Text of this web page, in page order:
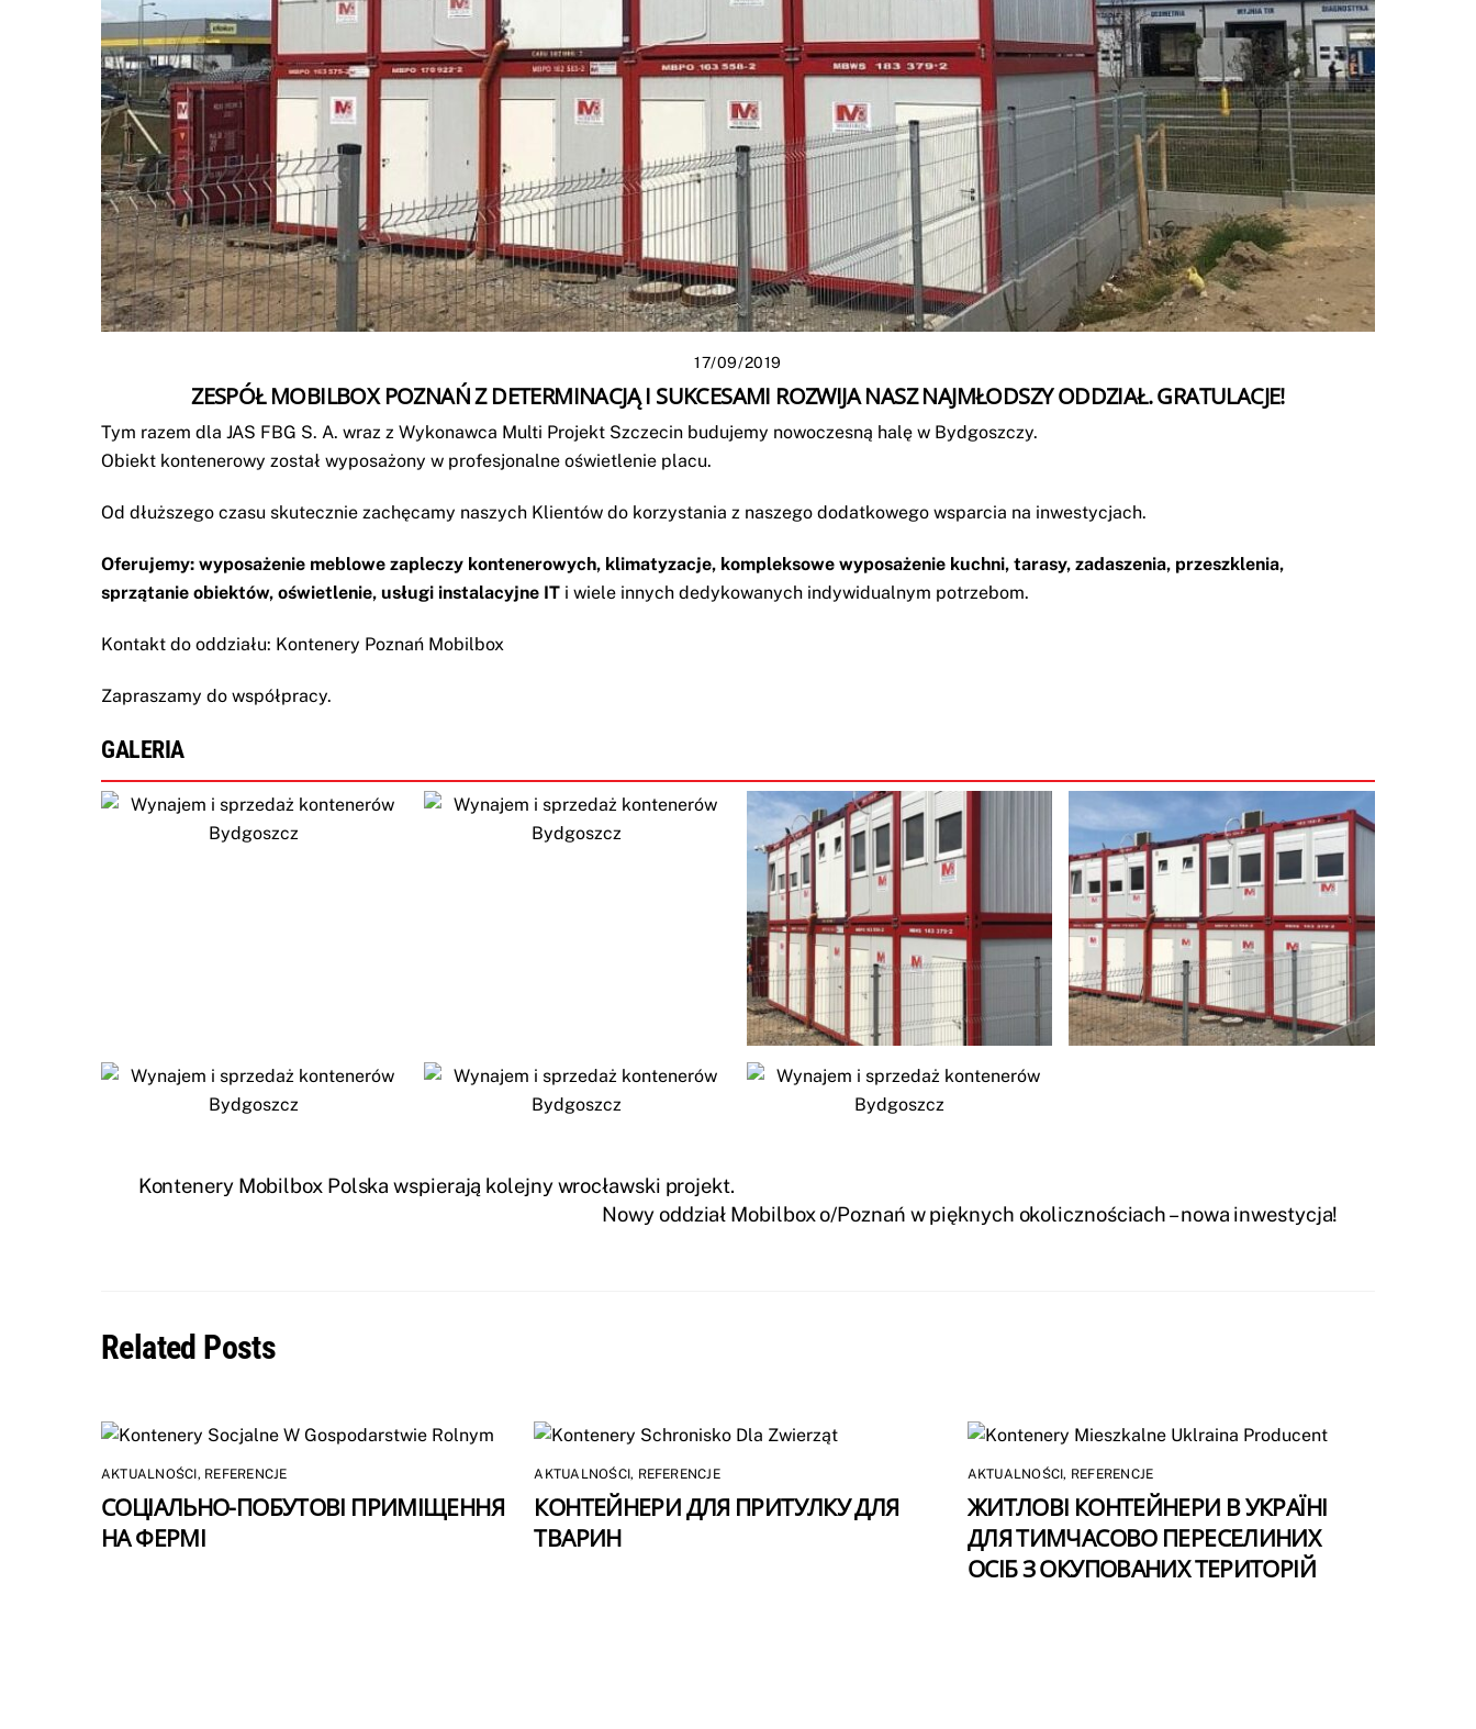
17/09/2019
ZESPÓŁ MOBILBOX POZNAŃ Z DETERMINACJĄ I SUKCESAMI ROZWIJA NASZ NAJMŁODSZY ODDZIAŁ. GRATULACJE!
Tym razem dla JAS FBG S. A. wraz z Wykonawca Multi Projekt Szczecin budujemy nowoczesną halę w Bydgoszczy.
Obiekt kontenerowy został wyposażony w profesjonalne oświetlenie placu.
Od dłuższego czasu skutecznie zachęcamy naszych Klientów do korzystania z naszego dodatkowego wsparcia na inwestycjach.
Oferujemy: wyposażenie meblowe zapleczy kontenerowych, klimatyzacje, kompleksowe wyposażenie kuchni, tarasy, zadaszenia, przeszklenia,
sprzątanie obiektów, oświetlenie, usługi instalacyjne IT i wiele innych dedykowanych indywidualnym potrzebom.
Kontakt do oddziału: Kontenery Poznań Mobilbox
Zapraszamy do współpracy.
GALERIA
Kontenery Mobilbox Polska wspierają kolejny wrocławski projekt.
Nowy oddział Mobilbox o/Poznań w pięknych okolicznościach – nowa inwestycja!
Related Posts
AKTUALNOŚCI, REFERENCJE
СОЦІАЛЬНО-ПОБУТОВІ ПРИМІЩЕННЯ
НА ФЕРМІ
AKTUALNOŚCI, REFERENCJE
КОНТЕЙНЕРИ ДЛЯ ПРИТУЛКУ ДЛЯ
ТВАРИН
AKTUALNOŚCI, REFERENCJE
ЖИТЛОВІ КОНТЕЙНЕРИ В УКРАЇНІ
ДЛЯ ТИМЧАСОВО ПЕРЕСЕЛИНИХ
ОСІБ З ОКУПОВАНИХ ТЕРИТОРІЙ